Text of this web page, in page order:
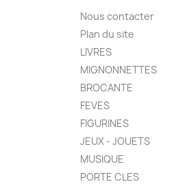
Nous contacter
Plan du site
LIVRES
MIGNONNETTES
BROCANTE
FEVES
FIGURINES
JEUX - JOUETS
MUSIQUE
PORTE CLES